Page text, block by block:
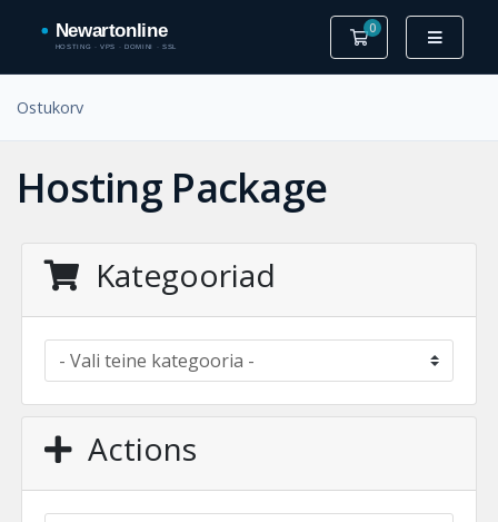
0
Ostukorv
Ostukorv
Hosting Package
Kategooriad
Actions